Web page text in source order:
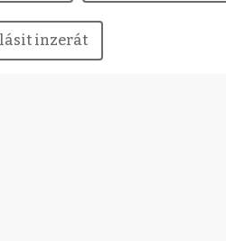
inzerát